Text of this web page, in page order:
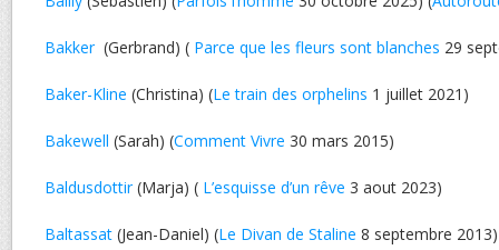
Bakker (Gerbrand) ( Parce que les fleurs sont blanches 29
Baker-Kline (Christina) (Le train des orphelins 1 juillet 2021)
Bakewell (Sarah) (Comment Vivre 30 mars 2015)
Baldusdottir(Marja) ( L’esquisse d’un rêve 3 aout 2023)
Baltassat (Jean-Daniel) (Le Divan de Staline 8 septembre 2013)